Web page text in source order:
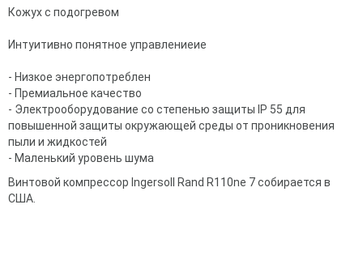
Кожух с подогревом
Интуитивно понятное управлениеие
- Низкое энергопотреблен
- Премиальное качество
- Электрооборудование со степенью защиты IP 55 для
повышенной защиты окружающей среды от проникновения
пыли и жидкостей
- Маленький уровень шума
Винтовой компрессор Ingersoll Rand R110ne 7 собирается в
США.